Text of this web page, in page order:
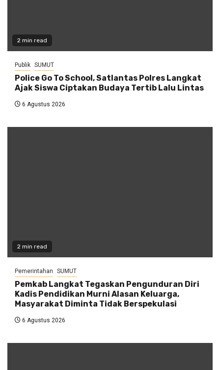
2 min read
Publik SUMUT
Police Go To School, Satlantas Polres Langkat
Ajak Siswa Ciptakan Budaya Tertib Lalu Lintas
6 Agustus 2026
2 min read
Pemerintahan SUMUT
Pemkab Langkat Tegaskan Pengunduran Diri
Kadis Pendidikan Murni Alasan Keluarga,
Masyarakat Diminta Tidak Berspekulasi
6 Agustus 2026